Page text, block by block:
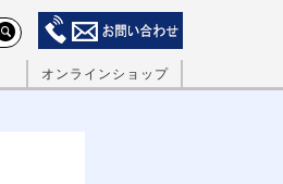
オンラインショップ